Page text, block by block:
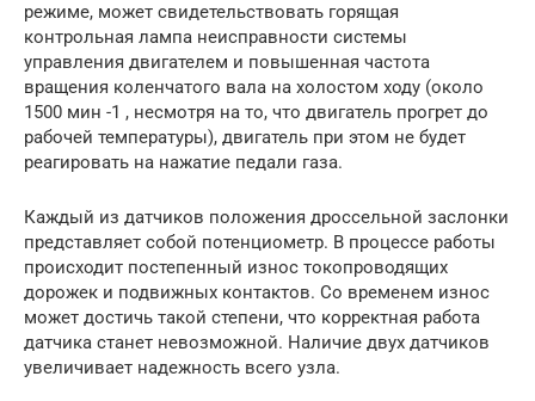
режиме, может свидетельствовать горящая
контрольная лампа неисправности системы
управления двигателем и повышенная частота
вращения коленчатого вала на холостом ходу (около
1500 мин -1 , несмотря на то, что двигатель прогрет до
рабочей температуры), двигатель при этом не будет
реагировать на нажатие педали газа.
Каждый из датчиков положения дроссельной заслонки
представляет собой потенциометр. В процессе работы
происходит постепенный износ токопроводящих
дорожек и подвижных контактов. Со временем износ
может достичь такой степени, что корректная работа
датчика станет невозможной. Наличие двух датчиков
увеличивает надежность всего узла.